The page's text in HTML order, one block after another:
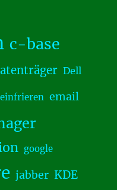
c-base
Dell
einfrieren email
google
jabber KDE